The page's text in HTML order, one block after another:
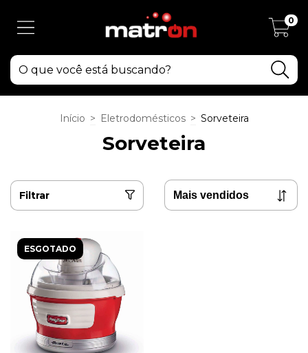
0
Início > Eletrodomésticos > Sorveteira
Sorveteira
Filtrar
ESGOTADO